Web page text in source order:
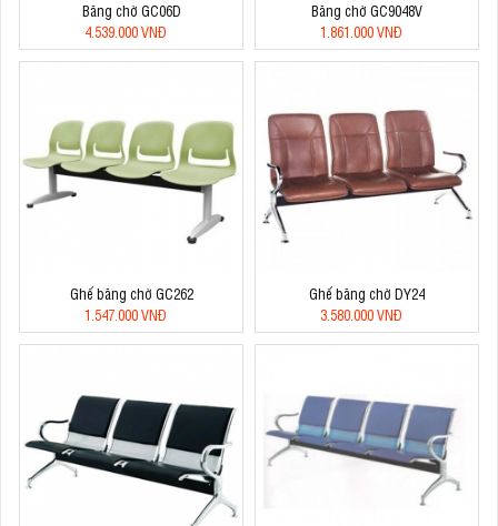
Băng chờ GC06D
4.539.000 VNĐ
Băng chờ GC9048V
1.861.000 VNĐ
Ghế băng chờ GC262
1.547.000 VNĐ
Ghế băng chờ DY24
3.580.000 VNĐ